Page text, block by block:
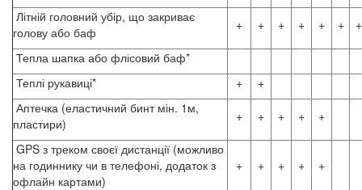
Літній головний убір, що закриває
голову або баф
+ + + + + + +
Тепла шапка або флісовий баф*
Теплі рукавиці*
+
+
Аптечка (еластичний бинт мін. 1м,
пластири)
+ + + + +
GPS з треком своєї дистанції (можливо
на годиннику чи в телефоні, додаток з
офлайн картами)
+ + + + +